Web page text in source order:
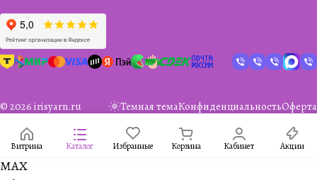
© 2026 irisyarn.ru Темная темаКонфиденциальностьОферта
Витрина Каталог Избранные Корзина Кабинет Акции
MAX